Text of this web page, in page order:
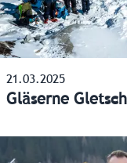
21.03.2025
Gläserne